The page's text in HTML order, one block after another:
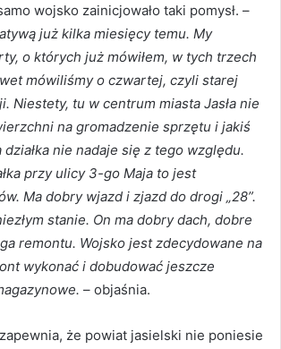
wojsko zainicjowało taki pomysł. –
już kilka miesięcy temu. My
o których już mówiłem, w tych trzech
mówiliśmy o czwartej, czyli starej
Niestety, tu w centrum miasta Jasła nie
na gromadzenie sprzętu i jakiś
nie nadaje się z tego względu.
przy ulicy 3-go Maja to jest
Ma dobry wjazd i zjazd do drogi „28”.
stanie. On ma dobry dach, dobre
remontu. Wojsko jest zdecydowane na
wykonać i dobudować jeszcze
– objaśnia.
że powiat jasielski nie poniesie